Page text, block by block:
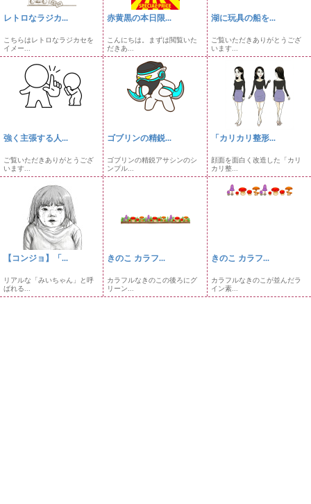
レトロなラジカ...
こちらはレトロなラジカセを
イメー...
赤黄黒の本日限...
こんにちは。まずは閲覧いた
だきあ...
湖に玩具の船を...
ご覧いただきありがとうござ
います...
強く主張する人...
ご覧いただきありがとうござ
います...
ゴブリンの精鋭...
ゴブリンの精鋭アサシンのシ
ンプル...
「カリカリ整形...
顔面を面白く改造した「カリ
カリ整...
【コンジョ】「...
リアルな「みいちゃん」と呼
ばれる...
きのこ カラフ...
カラフルなきのこの後ろにグ
リーン...
きのこ カラフ...
カラフルなきのこが並んだラ
イン素...